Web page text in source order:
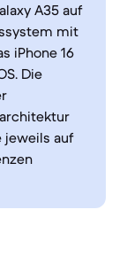
A35 auf
mit
iPhone 16
Die
jeweils auf